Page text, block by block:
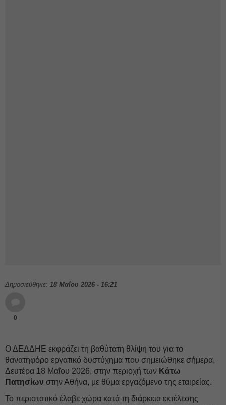
Δημοσιεύθηκε: 18 Μαΐου 2026 - 16:21
0
Ο ΔΕΔΔΗΕ εκφράζει τη βαθύτατη θλίψη του για το
θανατηφόρο εργατικό δυστύχημα που σημειώθηκε σήμερα,
Δευτέρα 18 Μαΐου 2026, στην περιοχή των Κάτω
Πατησίων στην Αθήνα, με θύμα εργαζόμενο της εταιρείας.
Το περιστατικό έλαβε χώρα κατά τη διάρκεια εκτέλεσης